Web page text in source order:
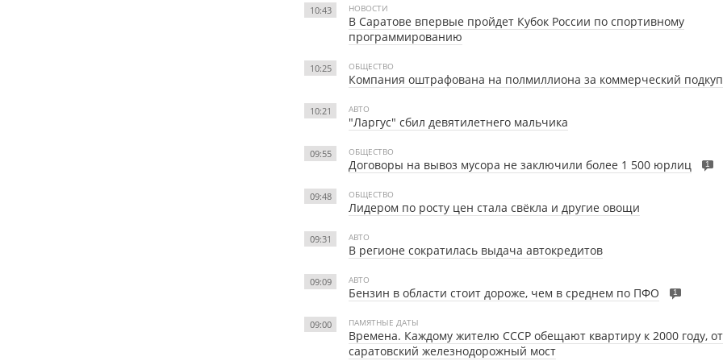
10:43 НОВОСТИ
В Саратове впервые пройдет Кубок России по спортивному
программированию
10:25 ОБЩЕСТВО
Компания оштрафована на полмиллиона за коммерческий подкуп
10:21 АВТО
"Ларгус" сбил девятилетнего мальчика
09:55 ОБЩЕСТВО
Договоры на вывоз мусора не заключили более 1 500 юрлиц 1
09:48 ОБЩЕСТВО
Лидером по росту цен стала свёкла и другие овощи
09:31 АВТО
В регионе сократилась выдача автокредитов
09:09 АВТО
Бензин в области стоит дороже, чем в среднем по ПФО 1
09:00 ПАМЯТНЫЕ ДАТЫ
Времена. Каждому жителю СССР обещают квартиру к 2000 году,
саратовский железнодорожный мост